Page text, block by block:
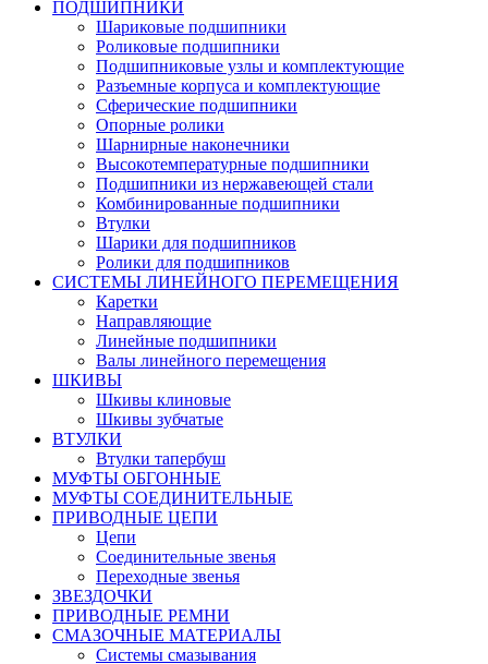
ПОДШИПНИКИ
Шариковые подшипники
Роликовые подшипники
Подшипниковые узлы и комплектующие
Разъемные корпуса и комплектующие
Сферические подшипники
Опорные ролики
Шарнирные наконечники
Высокотемпературные подшипники
Подшипники из нержавеющей стали
Комбинированные подшипники
Втулки
Шарики для подшипников
Ролики для подшипников
СИСТЕМЫ ЛИНЕЙНОГО ПЕРЕМЕЩЕНИЯ
Каретки
Направляющие
Линейные подшипники
Валы линейного перемещения
ШКИВЫ
Шкивы клиновые
Шкивы зубчатые
ВТУЛКИ
Втулки тапербуш
МУФТЫ ОБГОННЫЕ
МУФТЫ СОЕДИНИТЕЛЬНЫЕ
ПРИВОДНЫЕ ЦЕПИ
Цепи
Соединительные звенья
Переходные звенья
ЗВЕЗДОЧКИ
ПРИВОДНЫЕ РЕМНИ
СМАЗОЧНЫЕ МАТЕРИАЛЫ
Системы смазывания